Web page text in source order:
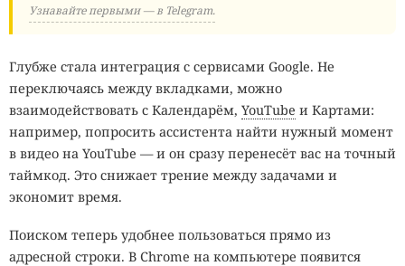
Узнавайте первыми — в Telegram.
Глубже стала интеграция с сервисами Google. Не
переключаясь между вкладками, можно
взаимодействовать с Календарём, YouTube и Картами:
например, попросить ассистента найти нужный момент
в видео на YouTube — и он сразу перенесёт вас на точный
таймкод. Это снижает трение между задачами и
экономит время.
Поиском теперь удобнее пользоваться прямо из
адресной строки. В Chrome на компьютере появится